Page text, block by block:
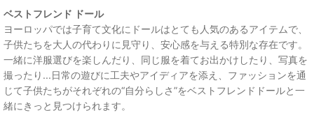
ベストフレンド ドール
ヨーロッパでは子育て文化にドールはとても人気のあるアイテムで、
子供たちを大人の代わりに見守り、安心感を与える特別な存在です。
一緒に洋服選びを楽しんだり、同じ服を着てお出かけしたり、写真を
撮ったり...日常の遊びに工夫やアイディアを添え、ファッションを通
じて子供たちがそれぞれの“自分らしさ”をベストフレンドドールと一
緒にきっと見つけられます。